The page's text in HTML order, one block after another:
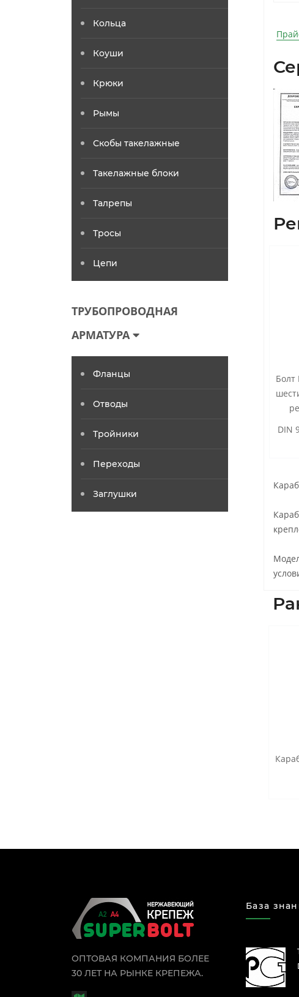
DIN
Кольца
Коуши
Крюки
Рымы
Скобы такелажные
Такелажные блоки
Талрепы
Тросы
Цепи
ТРУБОПРОВОДНАЯ
АРМАТУРА
Фланцы
Отводы
Тройники
Переходы
Заглушки
ОПТОВАЯ КОМПАНИЯ БОЛЕЕ
30 ЛЕТ НА РЫНКЕ КРЕПЕЖА.
База